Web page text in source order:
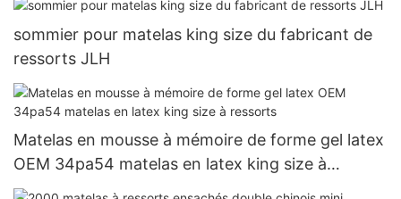
sommier pour matelas king size du fabricant de
ressorts JLH
Matelas en mousse à mémoire de forme gel latex
OEM 34pa54 matelas en latex king size à
ressorts